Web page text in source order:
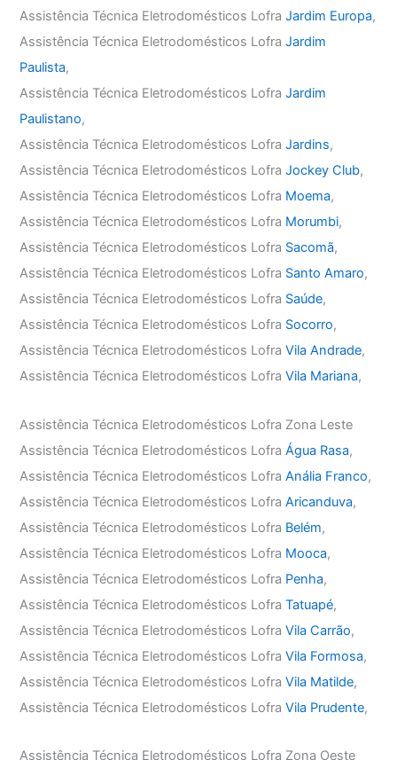
Assistência Técnica Eletrodomésticos LofraJardim Europa,
Assistência Técnica Eletrodomésticos LofraJardim
Paulista,
Assistência Técnica Eletrodomésticos LofraJardim
Paulistano,
Assistência Técnica Eletrodomésticos LofraJardins,
Assistência Técnica Eletrodomésticos LofraJockey Club,
Assistência Técnica Eletrodomésticos Lofra Moema,
Assistência Técnica Eletrodomésticos Lofra Morumbi,
Assistência Técnica Eletrodomésticos Lofra Sacomã,
Assistência Técnica Eletrodomésticos Lofra Santo Amaro,
Assistência Técnica Eletrodomésticos Lofra Saúde,
Assistência Técnica Eletrodomésticos Lofra Socorro,
Assistência Técnica Eletrodomésticos LofraVila Andrade,
Assistência Técnica Eletrodomésticos LofraVila Mariana,
Assistência Técnica Eletrodomésticos Lofra Zona Leste
Assistência Técnica Eletrodomésticos LofraÁgua Rasa,
Assistência Técnica Eletrodomésticos LofraAnália Franco,
Assistência Técnica Eletrodomésticos LofraAricanduva,
Assistência Técnica Eletrodomésticos Lofra Belém,
Assistência Técnica Eletrodomésticos Lofra Mooca,
Assistência Técnica Eletrodomésticos Lofra Penha,
Assistência Técnica Eletrodomésticos LofraTatuapé,
Assistência Técnica Eletrodomésticos LofraVila Carrão,
Assistência Técnica Eletrodomésticos LofraVila Formosa,
Assistência Técnica Eletrodomésticos LofraVila Matilde,
Assistência Técnica Eletrodomésticos LofraVila Prudente,
Assistência Técnica Eletrodomésticos Lofra Zona Oeste